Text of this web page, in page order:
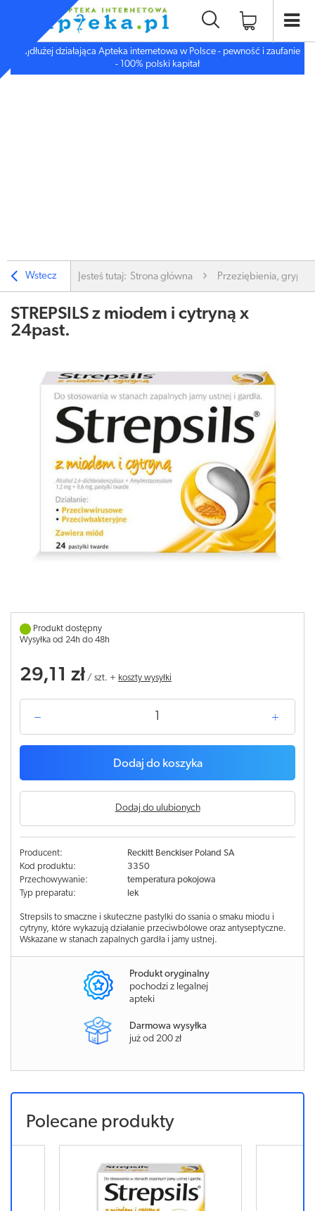
Najdłużej działająca Apteka internetowa w Polsce - pewność i zaufanie
- 100% polski kapitał
Wstecz Jesteś tutaj: Strona główna Przeziębienia, grypa
STREPSILS z miodem i cytryną x
24past.
Produkt dostępny
Wysyłka od 24h do 48h
29,11 zł / szt. + koszty wysyłki
Dodaj do koszyka
Dodaj do ulubionych
Producent:
Reckitt Benckiser Poland SA
Kod produktu:
3350
Przechowywanie:
temperatura pokojowa
Typ preparatu:
lek
Strepsils to smaczne i skuteczne pastylki do ssania o smaku miodu i
cytryny, które wykazują działanie przeciwbólowe oraz antyseptyczne.
Wskazane w stanach zapalnych gardła i jamy ustnej.
Produkt oryginalny
pochodzi z legalnej
apteki
Darmowa wysyłka
już od 200 zł
Polecane produkty